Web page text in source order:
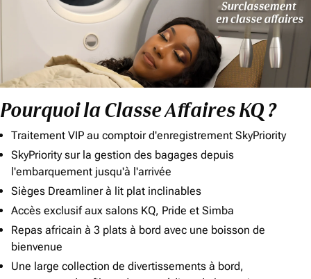
Pourquoi la Classe Affaires KQ ?
Traitement VIP au comptoir d'enregistrement SkyPriority
SkyPriority sur la gestion des bagages depuis
l'embarquement jusqu'à l'arrivée
Sièges Dreamliner à lit plat inclinables
Accès exclusif aux salons KQ, Pride et Simba
Repas africain à 3 plats à bord avec une boisson de
bienvenue
Une large collection de divertissements à bord,